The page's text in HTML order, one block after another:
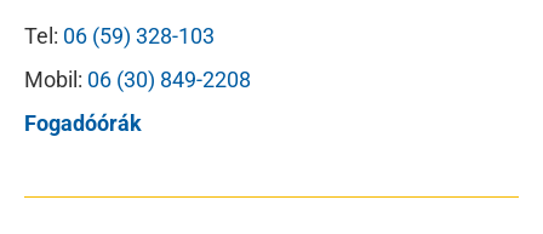
Tel: 06 (59) 328-103
Mobil: 06 (30) 849-2208
Fogadóórák